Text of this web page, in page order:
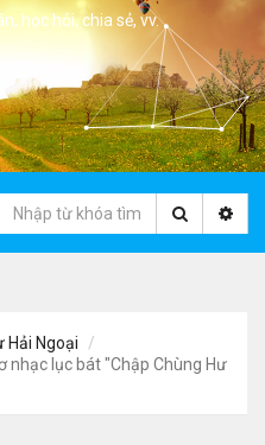
học hỏi, chia sẻ, vv.
Hải Ngoại
nhạc lục bát "Chập Chùng Hư